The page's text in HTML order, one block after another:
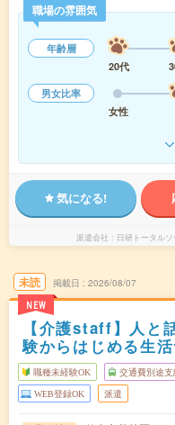
職場の雰囲気
年齢層
20代
男女比率
女性
気になる!
派遣会社 日研トータル
未読
NEW
掲載日 2026/08/07
【介護staff】人と
験からはじめる生
職種未経験OK 交通費別途支
WEB登録OK 派遣